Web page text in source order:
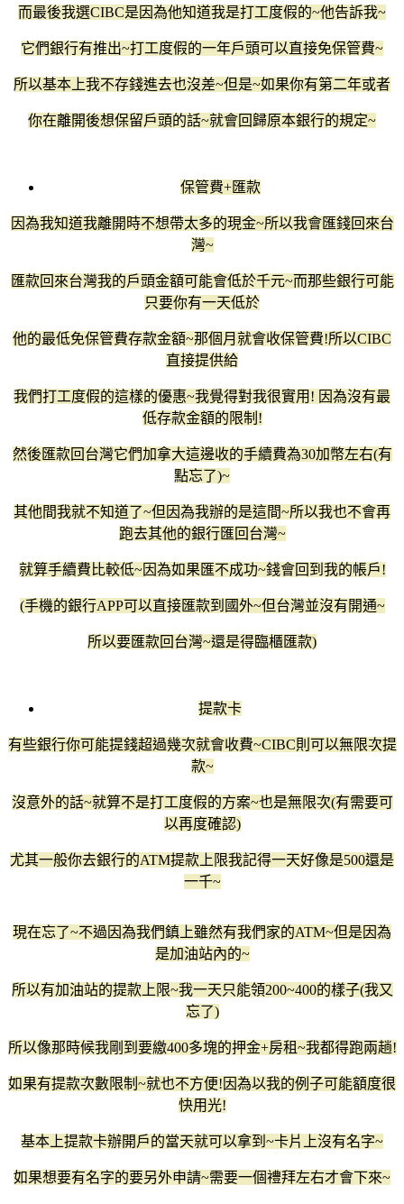
而最後我選CIBC是因為他知道我是打工度假的~他告訴我~
它們銀行有推出~打工度假的一年戶頭可以直接免保管費~
所以基本上我不存錢進去也沒差~但是~如果你有第二年或者
你在離開後想保留戶頭的話~就會回歸原本銀行的規定~
保管費+匯款
因為我知道我離開時不想帶太多的現金~所以我會匯錢回來台
灣~
匯款回來台灣我的戶頭金額可能會低於千元~而那些銀行可能
只要你有一天低於
他的最低免保管費存款金額~那個月就會收保管費!所以CIBC
直接提供給
我們打工度假的這樣的優惠~我覺得對我很實用! 因為沒有最
低存款金額的限制!
然後匯款回台灣它們加拿大這邊收的手續費為30加幣左右(有
點忘了)~
其他間我就不知道了~但因為我辦的是這間~所以我也不會再
跑去其他的銀行匯回台灣~
就算手續費比較低~因為如果匯不成功~錢會回到我的帳戶!
(手機的銀行APP可以直接匯款到國外~但台灣並沒有開通~
所以要匯款回台灣~還是得臨櫃匯款)
提款卡
有些銀行你可能提錢超過幾次就會收費~CIBC則可以無限次提
款~
沒意外的話~就算不是打工度假的方案~也是無限次(有需要可
以再度確認)
尤其一般你去銀行的ATM提款上限我記得一天好像是500還是
一千~
現在忘了~不過因為我們鎮上雖然有我們家的ATM~但是因為
是加油站內的~
所以有加油站的提款上限~我一天只能領200~400的樣子(我又
忘了)
所以像那時候我剛到要繳400多塊的押金+房租~我都得跑兩趟!
如果有提款次數限制~就也不方便!因為以我的例子可能額度很
快用光!
基本上提款卡辦開戶的當天就可以拿到~卡片上沒有名字~
如果想要有名字的要另外申請~需要一個禮拜左右才會下來~